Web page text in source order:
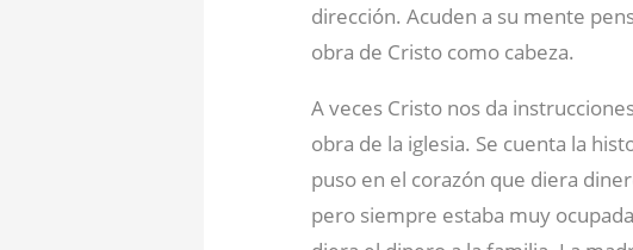
dirección. Acuden a su mente
obra de Cristo como cabeza.
A veces Cristo nos da
obra de la iglesia. Se cuenta la
puso en el corazón que diera
pero siempre estaba muy